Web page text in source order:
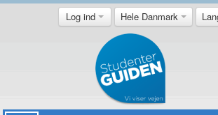
Log ind Hele Danmark